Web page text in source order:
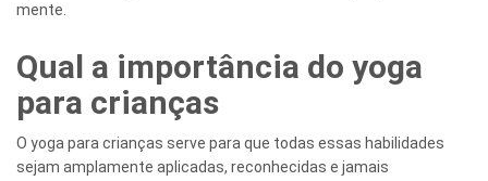
mente.
Qual a importância do yoga
para crianças
O yoga para crianças serve para que todas essas habilidades
sejam amplamente aplicadas, reconhecidas e jamais